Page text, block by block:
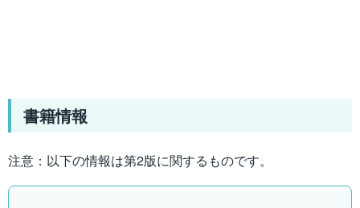
書籍情報
注意：以下の情報は第2版に関するものです。